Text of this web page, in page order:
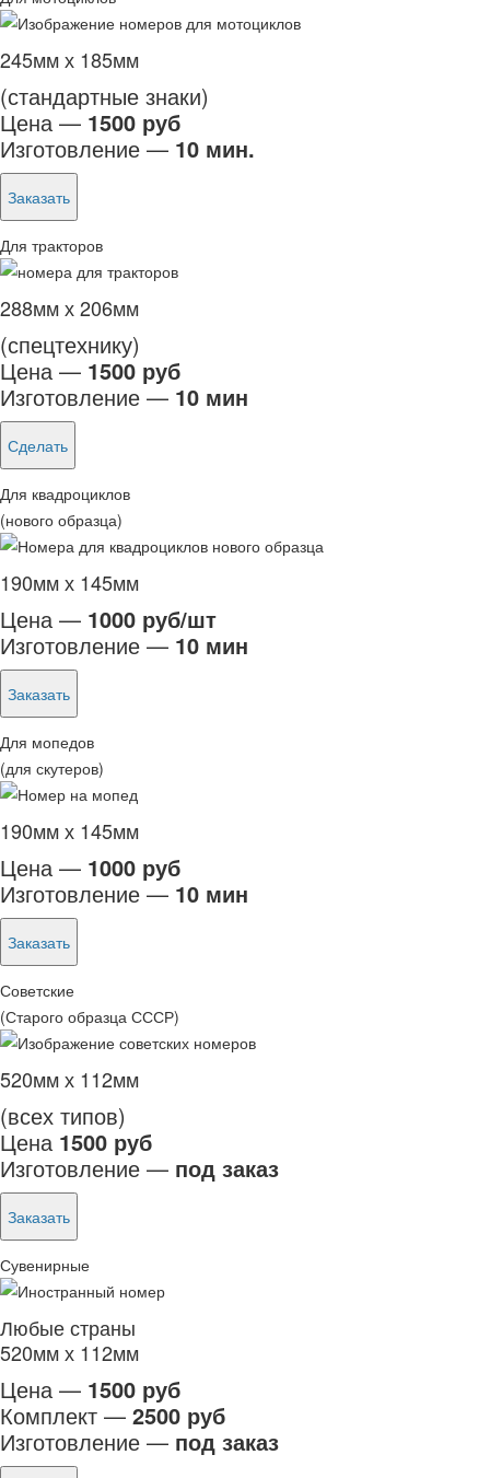
245мм х 185мм
(стандартные знаки)
Цена — 1500 руб
Изготовление — 10 мин.
Заказать
Для тракторов
288мм х 206мм
(спецтехнику)
Цена — 1500 руб
Изготовление — 10 мин
Сделать
Для квадроциклов
(нового образца)
190мм х 145мм
Цена — 1000 руб/шт
Изготовление — 10 мин
Заказать
Для мопедов
(для скутеров)
190мм х 145мм
Цена — 1000 руб
Изготовление — 10 мин
Заказать
Советские
(Старого образца СССР)
520мм х 112мм
(всех типов)
Цена 1500 руб
Изготовление — под заказ
Заказать
Сувенирные
Любые страны
520мм х 112мм
Цена — 1500 руб
Комплект — 2500 руб
Изготовление — под заказ